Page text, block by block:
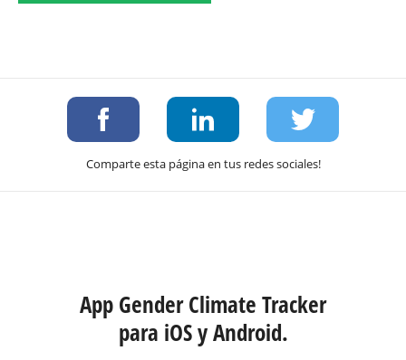
Comparte esta página en tus redes sociales!
App Gender Climate Tracker
para iOS y Android.